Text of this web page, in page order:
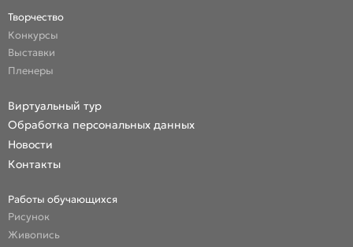
Творчество
Конкурсы
Выставки
Пленеры
Виртуальный тур
Обработка персональных данных
Новости
Контакты
Работы обучающихся
Рисунок
Живопись